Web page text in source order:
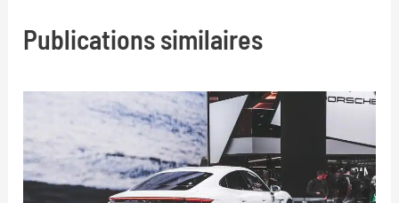
Publications similaires